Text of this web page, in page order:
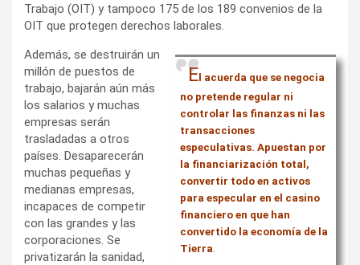
Trabajo (OIT) y tampoco 175 de los 189 convenios de la
OIT que protegen derechos laborales.
E l acuerda que se negocia
no pretende regular ni
controlar las finanzas ni las
transacciones
especulativas. Apuestan por
la financiarización total,
convertir todo en activos
para especular en el casino
financiero en que han
convertido la economía de la
Tierra.
Además, se destruirán un
millón de puestos de
trabajo, bajarán aún más
los salarios y muchas
empresas serán
trasladadas a otros
países. Desaparecerán
muchas pequeñas y
medianas empresas,
incapaces de competir
con las grandes y las
corporaciones. Se
privatizarán la sanidad,